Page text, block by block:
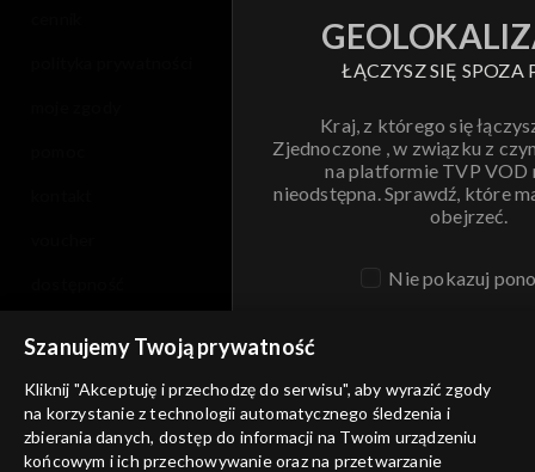
ŁĄCZYSZ SIĘ SPOZA
Kraj, z którego się
Zjednoczone , w związku z
na platformie TVP VOD
nieodstępna. Sprawdź, które
obejrzeć.
Nie pokazuj
Szanujemy Twoją prywatność
Kliknij "Akceptuję i przechodzę do serwisu", aby wyrazić zgody
na korzystanie z technologii automatycznego śledzenia i
zbierania danych, dostęp do informacji na Twoim urządzeniu
końcowym i ich przechowywanie oraz na przetwarzanie